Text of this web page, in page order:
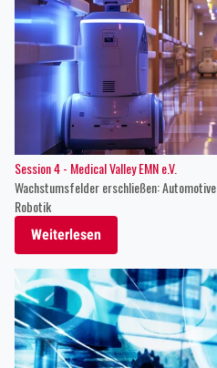
Session 4 - Medical Valley EMN e.V.
Wachstumsfelder erschließen:
Robotik
Weiterlesen